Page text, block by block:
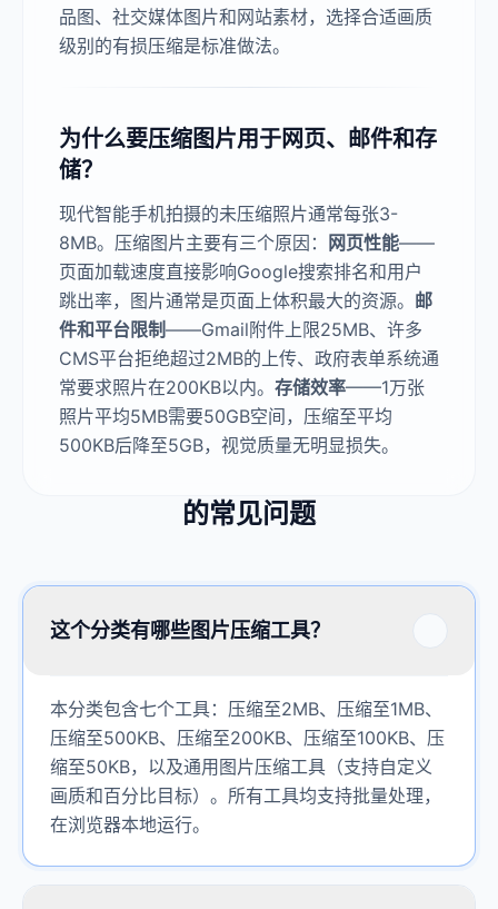
品图、社交媒体图片和网站素材，选择合适画质
级别的有损压缩是标准做法。
为什么要压缩图片用于网页、邮件和存
储？
现代智能手机拍摄的未压缩照片通常每张3-
8MB。压缩图片主要有三个原因：
网页性能——
页面加载速度直接影响Google搜索排名和用户
跳出率，图片通常是页面上体积最大的资源。 邮
件和平台限制——Gmail附件上限25MB、许多
CMS平台拒绝超过2MB的上传、政府表单系统通
常要求照片在200KB以内。 存储效率——1万张
照片平均5MB需要50GB空间，压缩至平均
500KB后降至5GB，视觉质量无明显损失。
的常见问题
这个分类有哪些图片压缩工具？
本分类包含七个工具：压缩至2MB、压缩至1MB、
压缩至500KB、压缩至200KB、压缩至100KB、压
缩至50KB，以及通用图片压缩工具（支持自定义
画质和百分比目标）。所有工具均支持批量处理，
在浏览器本地运行。